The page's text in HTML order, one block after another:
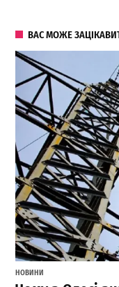
ВАС МОЖЕ
НОВИНИ